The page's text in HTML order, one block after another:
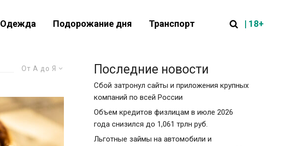
Одежда Подорожание дня Транспорт | 18+
От А до Я Последние новости
Сбой затронул сайты и приложения крупных
компаний по всей России
Объем кредитов физлицам в июле 2026
года снизился до 1,061 трлн руб.
Льготные займы на автомобили и